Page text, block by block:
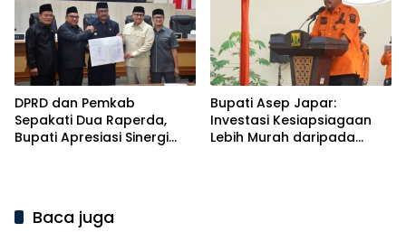
DPRD dan Pemkab
Sepakati Dua Raperda,
Bupati Apresiasi Sinergi
Bupati Asep Japar:
Investasi Kesiapsiagaan
Lebih Murah daripada
Baca juga